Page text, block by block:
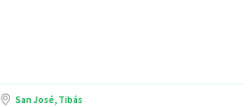
San José, Tibás